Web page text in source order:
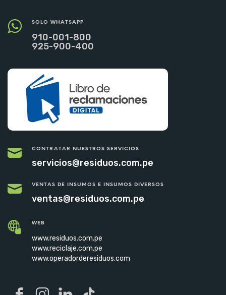
SOLO WHATSAPP
910-001-800
925-900-400
CONTRATAR NUESTROS SERVICIOS
servicios@residuos.com.pe
VENTAS DE INSUMOS E INSUMOS DIVERSOS
ventas@residuos.com.pe
WEB
www.residuos.com.pe
www.reciclaje.com.pe
www.operadorderesiduos.com